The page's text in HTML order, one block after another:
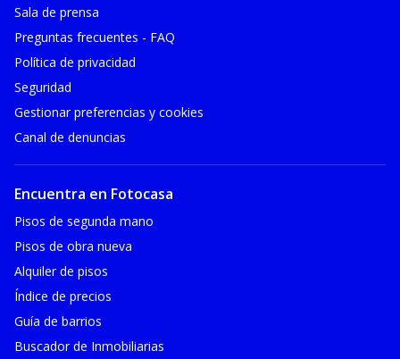
Sala de prensa
Preguntas frecuentes - FAQ
Política de privacidad
Seguridad
Gestionar preferencias y cookies
Canal de denuncias
Encuentra en Fotocasa
Pisos de segunda mano
Pisos de obra nueva
Alquiler de pisos
Índice de precios
Guía de barrios
Buscador de Inmobiliarias